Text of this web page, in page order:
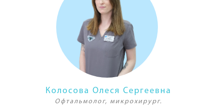
Колосова Олеся Сергеевна
Офтальмолог, микрохирург.